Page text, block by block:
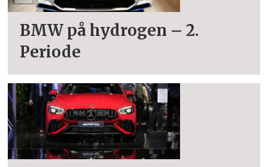
BMW på hydrogen – 2.
Periode